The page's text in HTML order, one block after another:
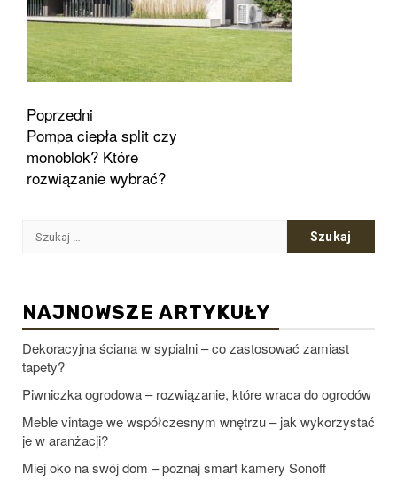
Zobacz
wpisy
Poprzedni
Pompa ciepła split czy
monoblok? Które
rozwiązanie wybrać?
Szukaj:
NAJNOWSZE ARTYKUŁY
Dekoracyjna ściana w sypialni – co zastosować zamiast
tapety?
Piwniczka ogrodowa – rozwiązanie, które wraca do ogrodów
Meble vintage we współczesnym wnętrzu – jak wykorzystać
je w aranżacji?
Miej oko na swój dom – poznaj smart kamery Sonoff